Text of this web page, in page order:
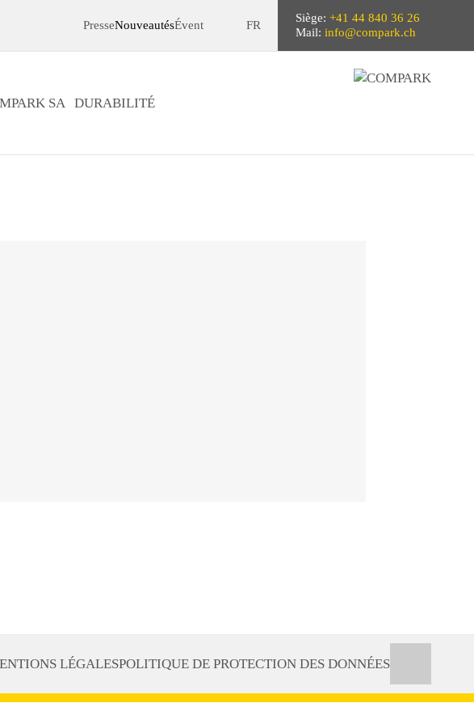
PresseNouveautésÉvent FR
Siège: +41 44 840 36 26
Mail: info@compark.ch
SA DURABILITÉ
LÉGALESPOLITIQUE DE PROTECTION DES DONNÉES